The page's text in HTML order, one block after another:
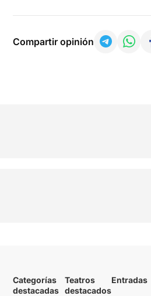
Compartir opinión
Categorías
destacadas
Teatros
destacados
Entradas